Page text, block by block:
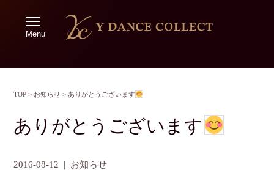
Menu
TOP > お知らせ > ありがとうございます
ありがとうございます
2016-08-12 | お知らせ